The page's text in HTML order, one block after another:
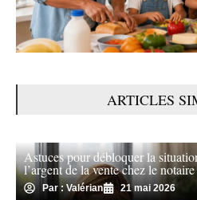
ARTICLES
Astuces pour débloquer la
l’argent de la vente chez le notaire
Par : Valérian 21 mai 2026